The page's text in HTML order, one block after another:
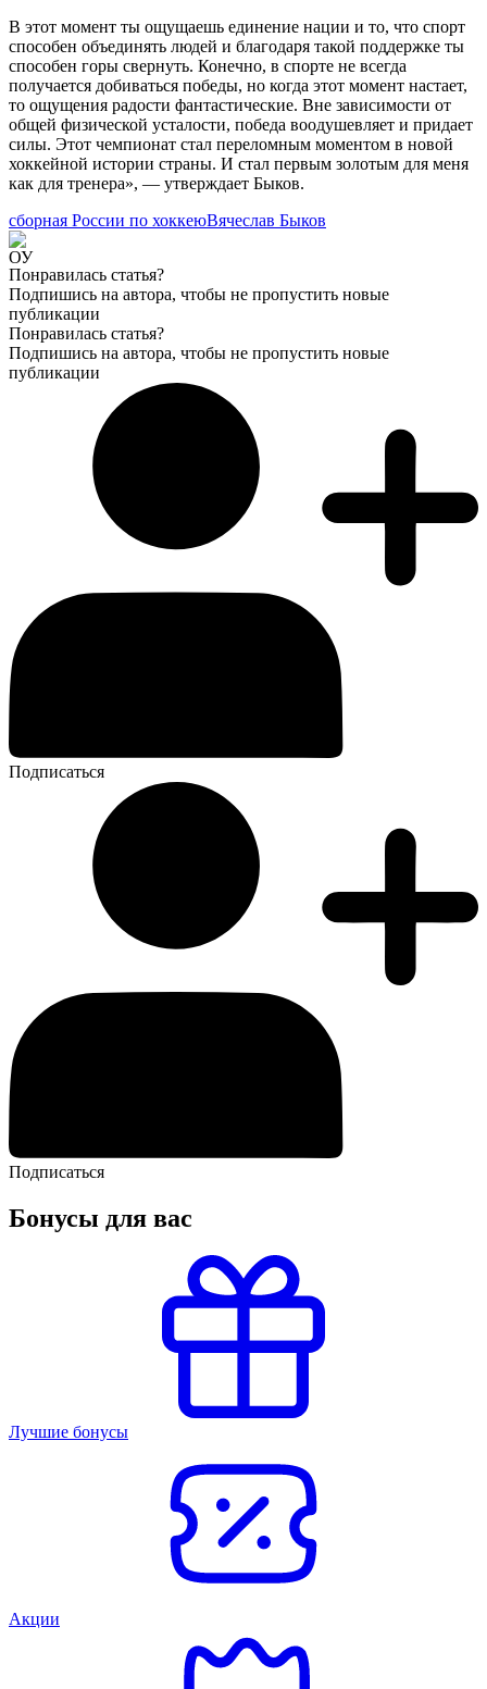
В этот момент ты ощущаешь единение нации и то, что спорт
способен объединять людей и благодаря такой поддержке ты
способен горы свернуть. Конечно, в спорте не всегда
получается добиваться победы, но когда этот момент настает,
то ощущения радости фантастические. Вне зависимости от
общей физической усталости, победа воодушевляет и придает
силы. Этот чемпионат стал переломным моментом в новой
хоккейной истории страны. И стал первым золотым для меня
как для тренера», — утверждает Быков.
сборная России по хоккеюВячеслав Быков
Понравилась статья?
Подпишись на автора, чтобы не пропустить новые
публикации
Понравилась статья?
Подпишись на автора, чтобы не пропустить новые
публикации
Подписаться
Подписаться
Бонусы для вас
Лучшие бонусы
Акции